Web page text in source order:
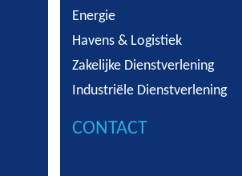
Energie
Havens & Logistiek
Zakelijke Dienstverlening
Industriële Dienstverlening
CONTACT